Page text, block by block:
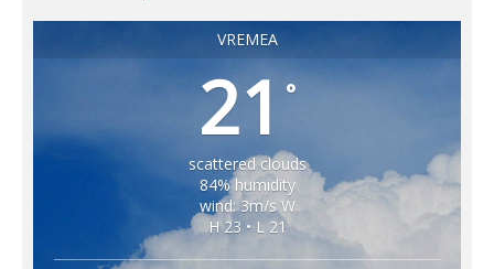
VREMEA
21°
scattered clouds
84% humidity
wind: 3m/s W
H 23 • L 21